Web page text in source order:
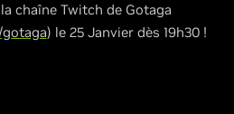
chaîne Twitch de Gotaga
) le 25 Janvier dès 19h30 !